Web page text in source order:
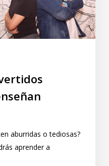
aburridas o tediosas?
aprender a